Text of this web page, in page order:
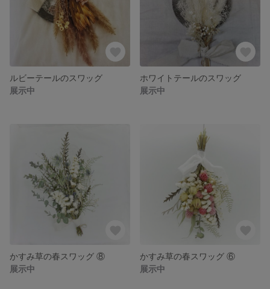
ルビーテールのスワッグ
展示中
ホワイトテールのスワッグ
展示中
かすみ草の春スワッグ ⑧
展示中
かすみ草の春スワッグ ⑥
展示中